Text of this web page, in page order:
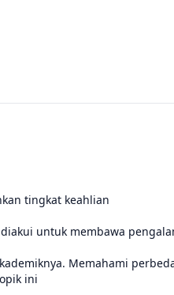
tingkat keahlian
untuk membawa
Memahami
ini